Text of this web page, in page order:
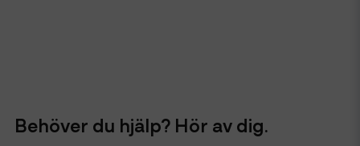
Behöver du hjälp? Hör av dig.